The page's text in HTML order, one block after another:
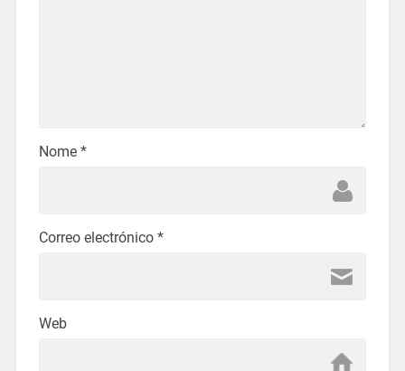
Nome *
Correo electrónico *
Web